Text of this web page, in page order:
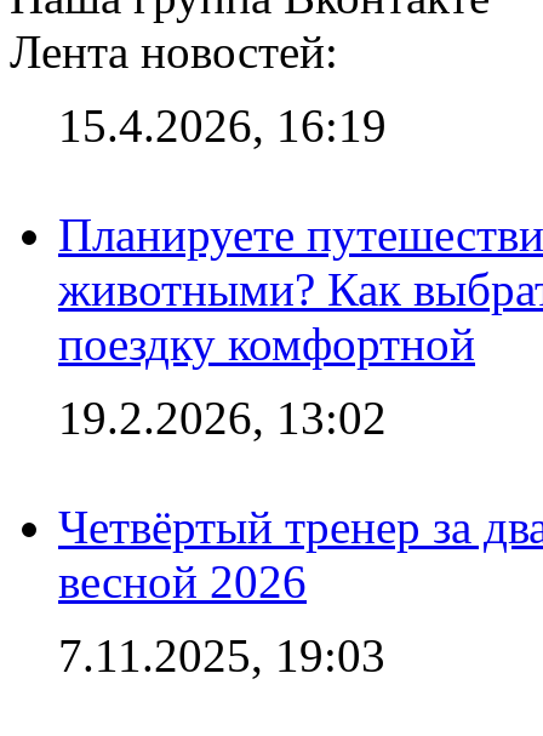
Лента новостей:
15.4.2026, 16:19
Планируете
животными? Как
поездку комфортной
19.2.2026, 13:02
Четвёртый тренер за
весной 2026
7.11.2025, 19:03